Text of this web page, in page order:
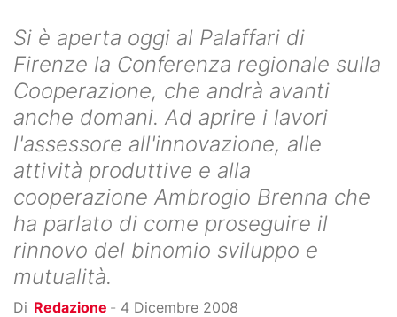
Si è aperta oggi al Palaffari di
Firenze la Conferenza regionale sulla
Cooperazione, che andrà avanti
anche domani. Ad aprire i lavori
l'assessore all'innovazione, alle
attività produttive e alla
cooperazione Ambrogio Brenna che
ha parlato di come proseguire il
rinnovo del binomio sviluppo e
mutualità.
Di Redazione - 4 Dicembre 2008